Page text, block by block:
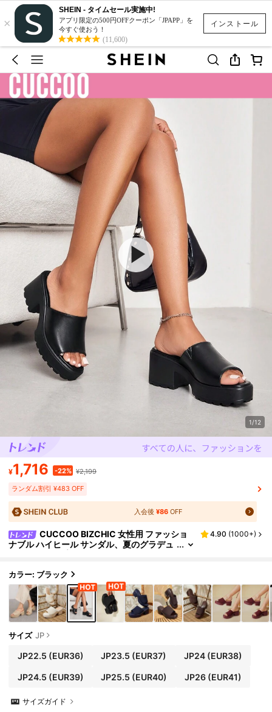
インストール
×
SHEIN - タイムセール実施中!
アプリ限定の500円OFFクーポン「JPAPP」を
今すぐ使おう！
(11,600)
1/12
¥1,716 -22% ¥2,199
ランダム割引 ¥483 OFF
入会後¥86 OFF
CUCCOO BIZCHIC 女性用 ファッショ
ナブル ハイヒール サンダル、夏のグラデュ
アル クリスマス、年末年始、休日向けの多様な
スタイル
4.90 (1000+)
カラー: ブラック
サイズ JP
JP22.5 (EUR36) JP23.5 (EUR37) JP24(EUR38)
JP24.5 (EUR39) JP25.5 (EUR40) JP26(EUR41)
サイズガイド